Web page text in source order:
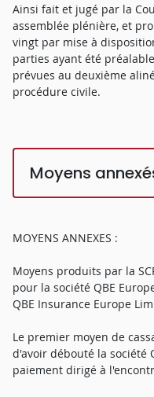
Ainsi fait et jugé par la
assemblée plénière, et
vingt par mise à
parties ayant été
prévues au deuxième
procédure civile.
Moyens
MOYENS ANNEXES :
Moyens produits par la
pour la société QBE
QBE Insurance Europe
Le premier moyen de
d'avoir débouté la société
paiement dirigé à